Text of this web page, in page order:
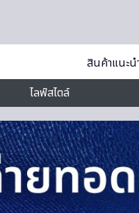
สินค้าแนะน
ไลฟ์สไตล์